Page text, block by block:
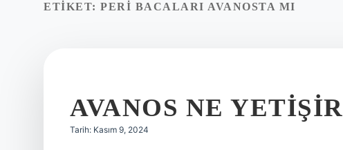
ETIKET: PERI BACALARI AVANOSTA MI
AVANOS NE YETIŞIR
Tarih: Kasım 9, 2024